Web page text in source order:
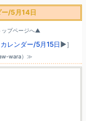
ー/5月14日
ップページへ▲
レンダー/5月15日▶］
wara）≫